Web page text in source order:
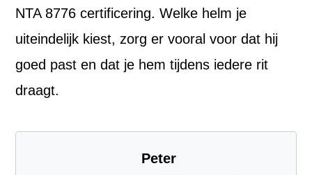
NTA 8776 certificering. Welke helm je
uiteindelijk kiest, zorg er vooral voor dat hij
goed past en dat je hem tijdens iedere rit
draagt.
Peter